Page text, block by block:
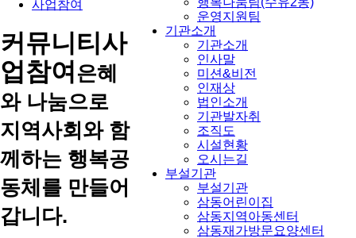
운영지원팀
기관소개
기관소개
인사말
미션&비전
인재상
법인소개
기관발자취
조직도
시설현황
오시는길
부설기관
부설기관
삼동어린이집
삼동지역아동센터
삼동재가방문요양센터
사업참여
커뮤니티사
업참여은혜
와 나눔으로
지역사회와 함
께하는 행복공
동체를 만들어
갑니다.